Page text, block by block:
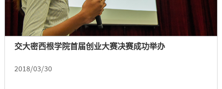
交大密西根学院首届创业大赛决赛成功举办
2018/03/30